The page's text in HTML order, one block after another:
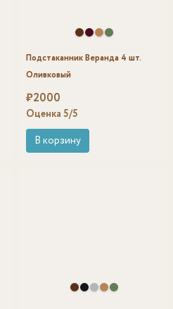
Подстаканник Веранда 4 шт.
Оливковый
₽2000
Оценка 5/5
В корзину